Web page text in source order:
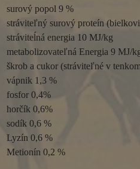
surový popol 9 %
stráviteľný surový proteín
stráviteĺná energia 10 MJ/kg
metabolizovateľná Energia 9 MJ/
škrob a cukor (stráviteľné v
vápnik 1,3 %
fosfor 0,4%
horčík 0,6%
sodík 0,6 %
Lyzín 0,6 %
Metionín 0,2 %